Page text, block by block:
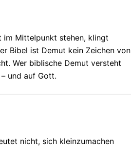
im Mittelpunkt stehen, klingt
Bibel ist Demut kein Zeichen von
Wer biblische Demut versteht
und auf Gott.
nicht, sich kleinzumachen